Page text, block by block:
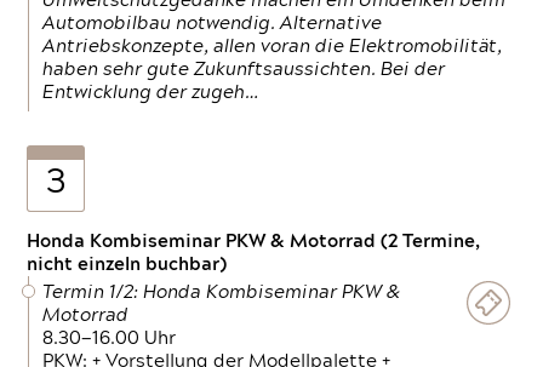
Automobilbau notwendig. Alternative
Antriebskonzepte, allen voran die Elektromobilität,
haben sehr gute Zukunftsaussichten. Bei der
Entwicklung der zugeh…
3
Honda Kombiseminar PKW & Motorrad (2 Termine,
nicht einzeln buchbar)
Termin 1/2: Honda Kombiseminar PKW &
Motorrad
8.30—16.00 Uhr
PKW: + Vorstellung der Modellpalette +